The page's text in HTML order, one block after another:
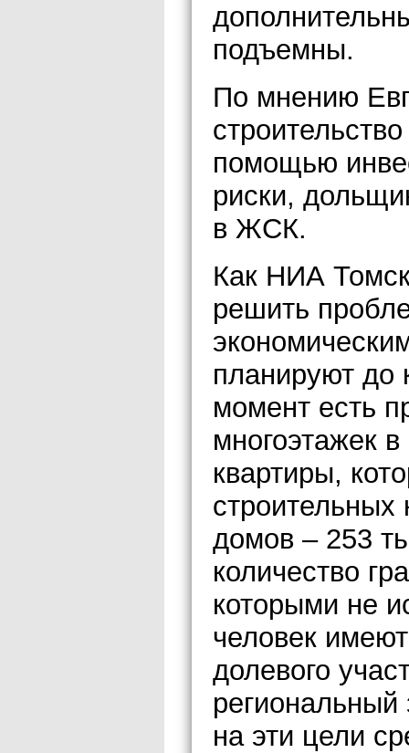
подъемны.
По мнению
помощью
риски,
в ЖСК.
Как НИА
решить
планируют до
момент есть
многоэтажек
квартиры,
домов – 253
количество
которыми не
человек
долевого
на эти цели